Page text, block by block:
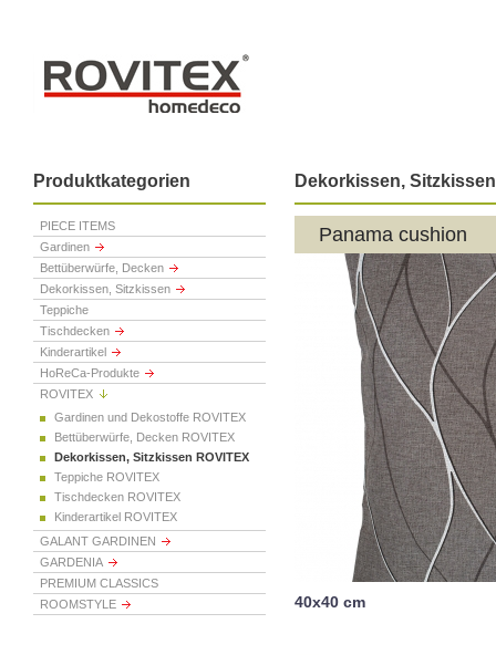
Produktkategorien
PIECE ITEMS
Gardinen
Bettüberwürfe, Decken
Dekorkissen, Sitzkissen
Teppiche
Tischdecken
Kinderartikel
HoReCa-Produkte
ROVITEX
Gardinen und Dekostoffe ROVITEX
Bettüberwürfe, Decken ROVITEX
Dekorkissen, Sitzkissen ROVITEX
Teppiche ROVITEX
Tischdecken ROVITEX
Kinderartikel ROVITEX
GALANT GARDINEN
GARDENIA
PREMIUM CLASSICS
ROOMSTYLE
Dekorkissen,
Panama cushion
40x40 cm